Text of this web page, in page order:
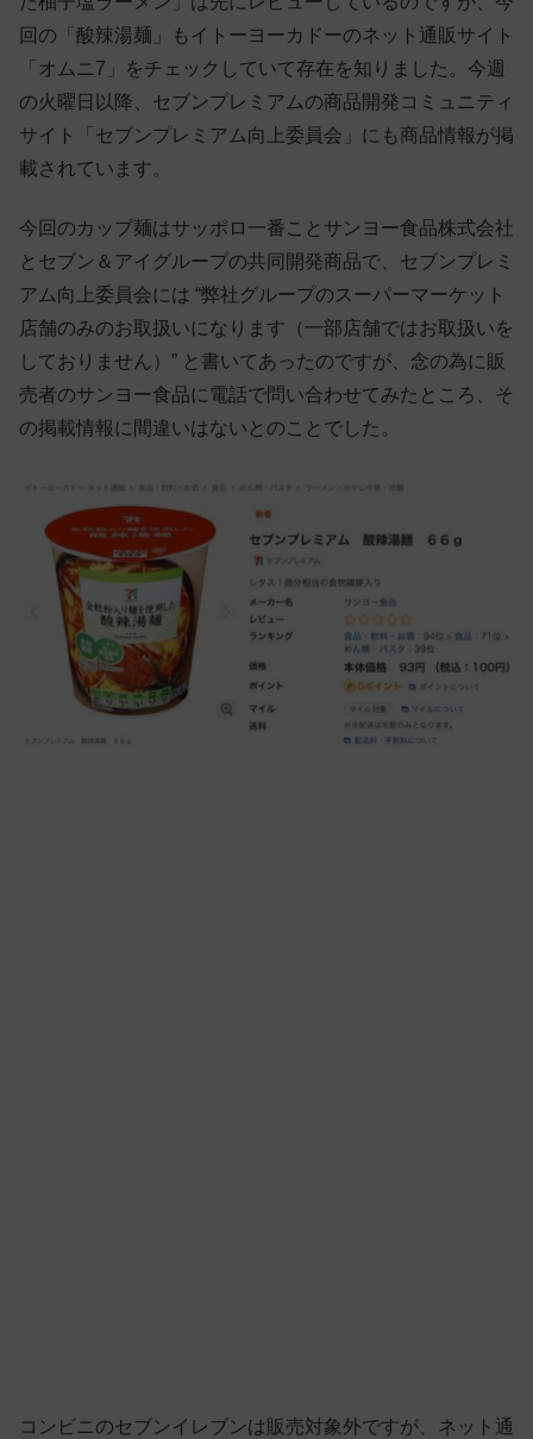
回の「酸辣湯麺」もイトーヨーカドーのネット通販サイト
「オムニ7」をチェックしていて存在を知りました。今週
の火曜日以降、セブンプレミアムの商品開発コミュニティ
サイト「セブンプレミアム向上委員会」にも商品情報が掲
載されています。
今回のカップ麺はサッポロ一番ことサンヨー食品株式会社
とセブン＆アイグループの共同開発商品で、セブンプレミ
アム向上委員会には “弊社グループのスーパーマーケット
店舗のみのお取扱いになります（一部店舗ではお取扱いを
しておりません）” と書いてあったのですが、念の為に販
売者のサンヨー食品に電話で問い合わせてみたところ、そ
の掲載情報に間違いはないとのことでした。
コンビニのセブンイレブンは販売対象外ですが、ネット通